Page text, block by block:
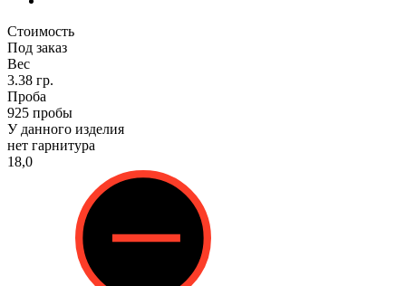
Стоимость
Под заказ
Вес
3.38 гр.
Проба
925 пробы
У данного изделия
нет гарнитура
18,0